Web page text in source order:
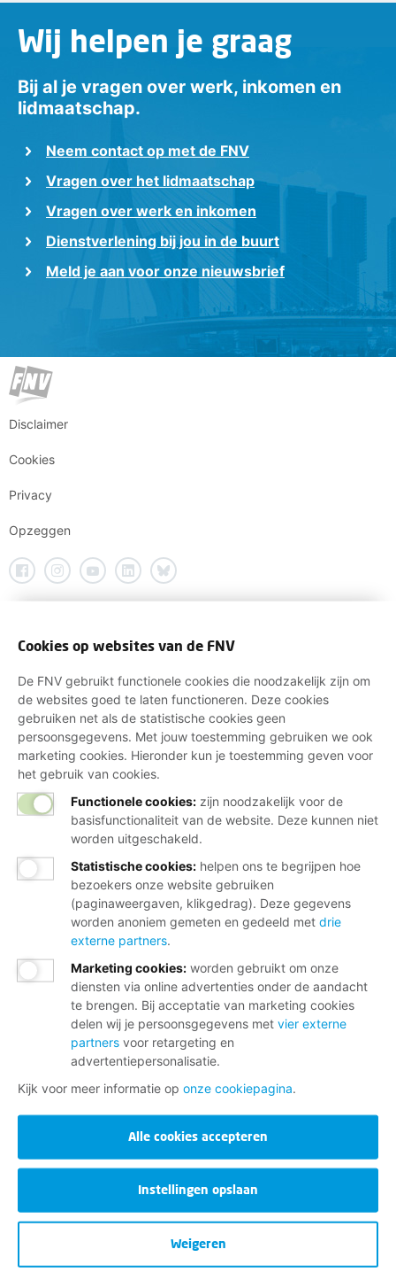
Wij helpen je graag
Bij al je vragen over werk, inkomen en
lidmaatschap.
Neem contact op met de FNV
Vragen over het lidmaatschap
Vragen over werk en inkomen
Dienstverlening bij jou in de buurt
Meld je aan voor onze nieuwsbrief
Disclaimer
Cookies
Privacy
Opzeggen
Cookies op websites van de FNV
De FNV gebruikt functionele cookies die noodzakelijk zijn om
de websites goed te laten functioneren. Deze cookies
gebruiken net als de statistische cookies geen
persoonsgegevens. Met jouw toestemming gebruiken we ook
marketing cookies. Hieronder kun je toestemming geven voor
het gebruik van cookies.
Functionele cookies: zijn noodzakelijk voor de
basisfunctionaliteit van de website. Deze kunnen niet
worden uitgeschakeld.
Statistische cookies: helpen ons te begrijpen hoe
bezoekers onze website gebruiken
(paginaweergaven, klikgedrag). Deze gegevens
worden anoniem gemeten en gedeeld met drie
externe partners.
Marketing cookies: worden gebruikt om onze
diensten via online advertenties onder de aandacht
te brengen. Bij acceptatie van marketing cookies
delen wij je persoonsgegevens met vier externe
partners voor retargeting en
advertentiepersonalisatie.
Kijk voor meer informatie op onze cookiepagina.
Alle cookies accepteren
Instellingen opslaan
Weigeren